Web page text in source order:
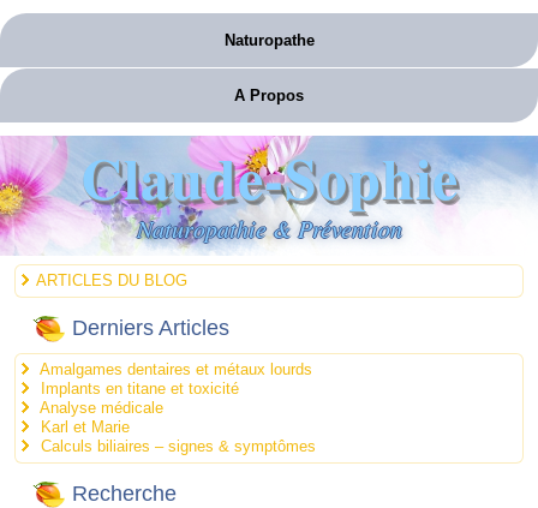
Naturopathe
A Propos
Claude-Sophie
Naturopathie & Prévention
ARTICLES DU BLOG
Derniers Articles
Amalgames dentaires et métaux lourds
Implants en titane et toxicité
Analyse médicale
Karl et Marie
Calculs biliaires – signes & symptômes
Recherche